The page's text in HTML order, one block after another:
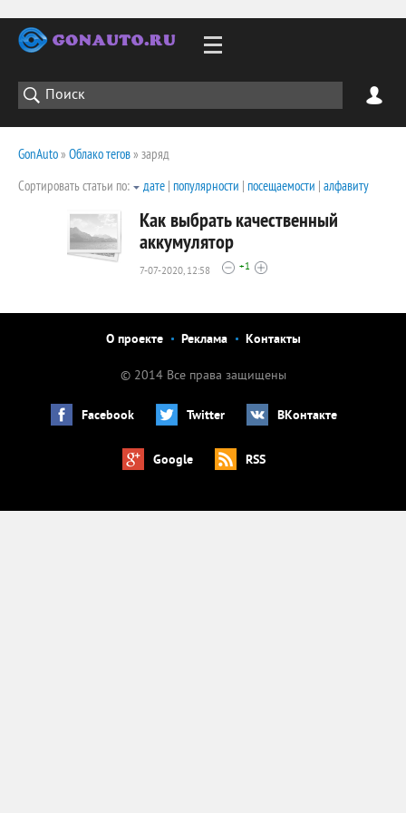
GonAuto» Облако тегов» заряд
Сортировать статьи по:
дате | популярности | посещаемости | алфавиту
Как выбрать качественный
аккумулятор
7-07-2020, 12:58 +1
О проекте Реклама Контакты
© 2014 Все права защищены
Facebook Twitter ВКонтакте
Google RSS